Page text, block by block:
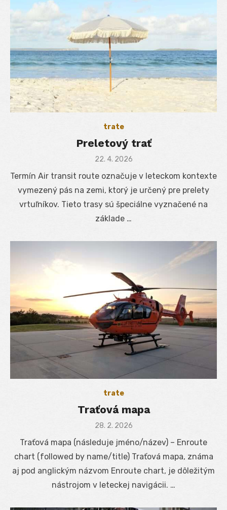
trate
Preletový trať
Posted
22. 4. 2026
Termín Air transit route označuje v leteckom kontexte
vymezený pás na zemi, ktorý je určený pre prelety
vrtuľníkov. Tieto trasy sú špeciálne vyznačené na
základe …
trate
Traťová mapa
Posted
28. 2. 2026
Traťová mapa (následuje jméno/název) – Enroute
chart (followed by name/title) Traťová mapa, známa
aj pod anglickým názvom Enroute chart, je dôležitým
nástrojom v leteckej navigácii. …